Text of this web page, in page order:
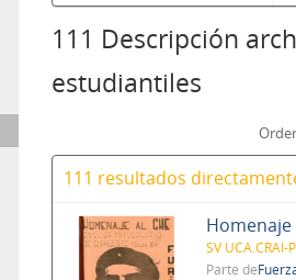
111 Descripción
estudiantiles
111 resultados
Homenaje
SV UCA.CRAI-
Parte de